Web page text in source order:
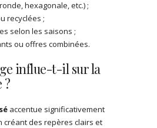
hexagonale, etc.) ;
recyclées ;
selon les saisons ;
ou offres combinées.
influe-t-il sur la
?
accentue significativement
créant des repères clairs et